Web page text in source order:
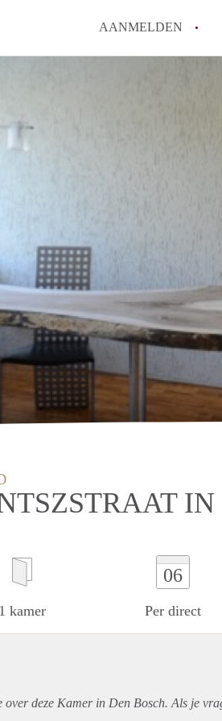
AANMELDEN
IN
1 kamer
06
Per direct
deze Kamer in Den Bosch. Als je